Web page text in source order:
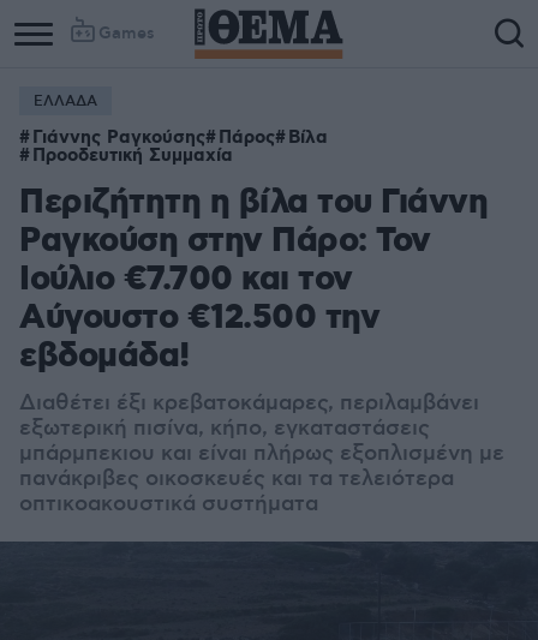
Games
ΕΛΛΑΔΑ
Γιάννης Ραγκούσης Πάρος Βίλα
Προοδευτική Συμμαχία
Περιζήτητη η βίλα του Γιάννη
Ραγκούση στην Πάρο: Τον
Ιούλιο €7.700 και τον
Αύγουστο €12.500 την
εβδομάδα!
Διαθέτει έξι κρεβατοκάμαρες, περιλαμβάνει
εξωτερική πισίνα, κήπο, εγκαταστάσεις
μπάρμπεκιου και είναι πλήρως εξοπλισμένη με
πανάκριβες οικοσκευές και τα τελειότερα
οπτικοακουστικά συστήματα